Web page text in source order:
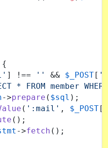
] !== '' && $_POST[
* FROM member
->prepare ( $sql );
( ':mail' , $_POST[
();
->fetch ();